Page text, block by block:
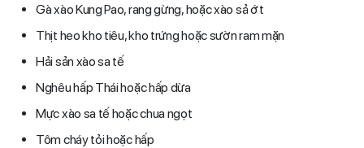
Gà xào Kung Pao, rang gừng, hoặc xào sả ớt
Thịt heo kho tiêu, kho trứng hoặc sườn ram mặn
Hải sản xào sa tế
Nghêu hấp Thái hoặc hấp dừa
Mực xào sa tế hoặc chua ngọt
Tôm cháy tỏi hoặc hấp